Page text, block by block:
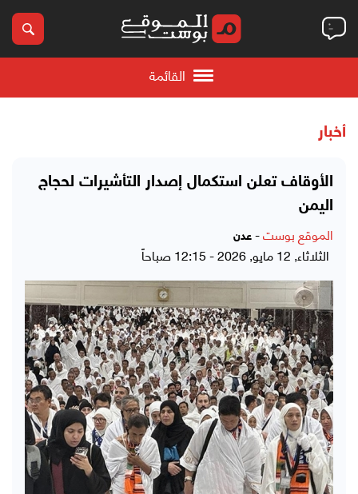
القائمة
أخبار
الأوقاف تعلن استكمال إصدار التأشيرات لحجاج
اليمن
الموقع بوست- عدن
الثلاثاء, 12 مايو, 2026 - 12:15 صباحاً